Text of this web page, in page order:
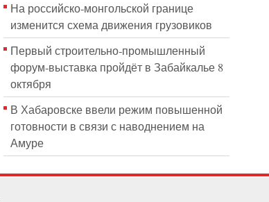
На российско‑монгольской границе
изменится схема движения грузовиков
Первый строительно‑промышленный
форум‑выставка пройдёт в Забайкалье 8
октября
В Хабаровске ввели режим повышенной
готовности в связи с наводнением на
Амуре